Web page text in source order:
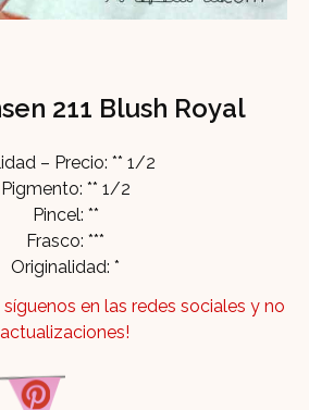
211 Blush Royal
– Precio: ** 1/2
Pigmento: ** 1/2
Pincel: **
Frasco: ***
Originalidad: *
en las redes sociales y no